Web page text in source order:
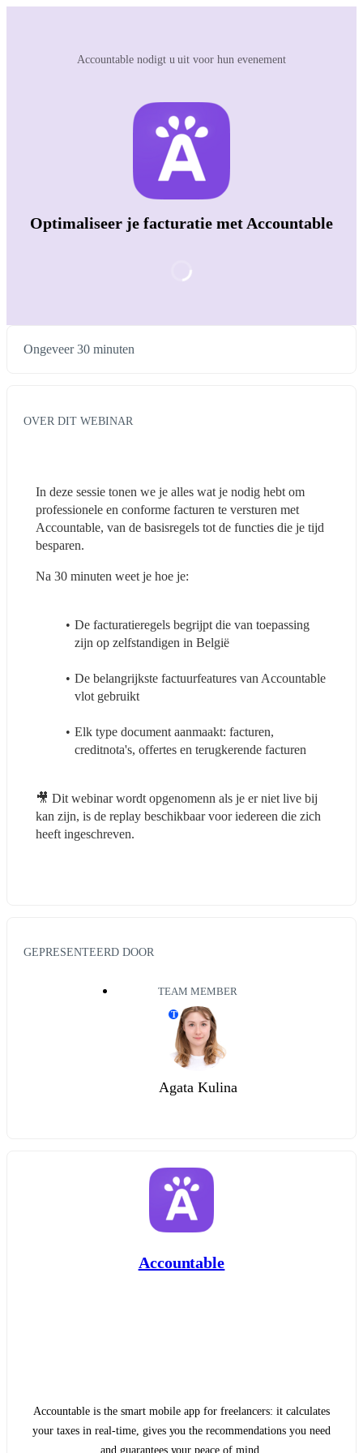
Accountable nodigt u uit voor hun evenement
Optimaliseer je facturatie met Accountable
Ongeveer 30 minuten
OVER DIT WEBINAR
In deze sessie tonen we je alles wat je nodig hebt om
professionele en conforme facturen te versturen met
Accountable, van de basisregels tot de functies die je tijd
besparen.
Na 30 minuten weet je hoe je:
De facturatieregels begrijpt die van toepassing
zijn op zelfstandigen in België
De belangrijkste factuurfeatures van Accountable
vlot gebruikt
Elk type document aanmaakt: facturen,
creditnota's, offertes en terugkerende facturen
🎥 Dit webinar wordt opgenomenn als je er niet live bij
kan zijn, is de replay beschikbaar voor iedereen die zich
heeft ingeschreven.
GEPRESENTEERD DOOR
TEAM MEMBER
T
Agata Kulina
Accountable
Accountable is the smart mobile app for freelancers: it calculates
your taxes in real-time, gives you the recommendations you need
and guarantees your peace of mind.